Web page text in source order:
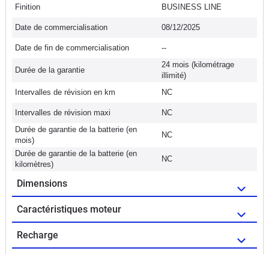
Finition BUSINESS LINE
Date de commercialisation 08/12/2025
Date de fin de commercialisation --
Durée de la garantie
24 mois (kilométrage
illimité)
Intervalles de révision en km
NC
Intervalles de révision maxi
NC
Durée de garantie de la batterie (en
mois)
NC
Durée de garantie de la batterie (en
kilomètres)
NC
Dimensions
Caractéristiques moteur
Recharge